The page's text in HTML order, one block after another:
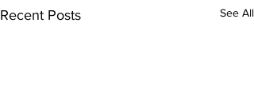
Recent Posts See All